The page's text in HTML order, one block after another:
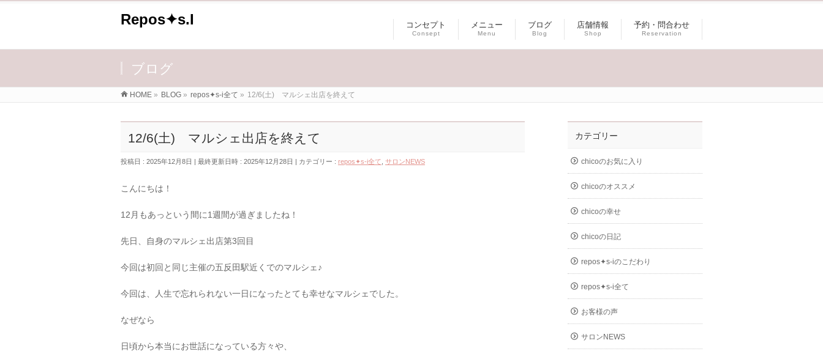
Repos✦s.I コンセプト
Consept
メニュー
Menu
ブログ
Blog
店舗情報
Shop
予約・問合わせ
Reservation
ブログ
HOME » BLOG » repos✦s-i全て » 12/6(土) マルシェ出店を終えて
12/6(土) マルシェ出店を終えて
投稿日 : 2025年12月8日 最終更新日時 : 2025年12月28日 カテゴリー : repos✦s-i全て サロンNEWS
こんにちは！
12月もあっという間に1週間が過ぎましたね！
先日、自身のマルシェ出店第3回目
今回は初回と同じ主催の五反田駅近くでのマルシェ♪
今回は、人生で忘れられない一日になったとても幸せなマルシェでした。
なぜなら
日頃から本当にお世話になっている方々や、
カテゴリー
chicoのお気に入り
chicoのオススメ
chicoの幸せ
chicoの日記
repos✦s-iのこだわり
repos✦s-i全て
お客様の声
サロンNEWS